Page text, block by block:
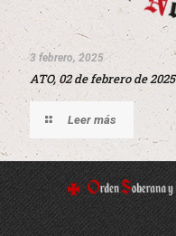
3 febrero, 2025
ATO, 02 de febrero de 2025
Leer más